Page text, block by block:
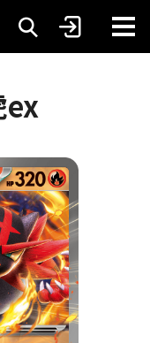
ex